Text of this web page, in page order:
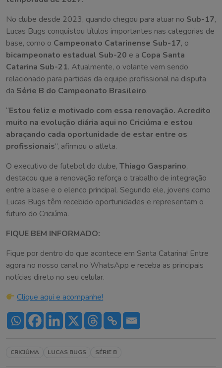
No clube desde 2023, quando chegou para atuar no Sub-17,
Lucas Bugs conquistou títulos importantes nas categorias de
base, como o Campeonato Catarinense Sub-17, o
bicampeonato estadual Sub-20 e a Copa Santa
Catarina Sub-21. Atualmente, o volante vem sendo
relacionado para partidas da equipe profissional na disputa
da Série B do Campeonato Brasileiro.
“Estou feliz e motivado com essa renovação. Acredito
muito na evolução diária aqui no Criciúma e estou
abraçando cada oportunidade de estar entre os
profissionais“, afirmou o atleta.
O executivo de futebol do clube, Thiago Gasparino,
destacou que a renovação reforça o trabalho de integração
entre a base e o elenco principal. Segundo ele, jovens como
Lucas Bugs têm recebido oportunidades e representam o
futuro do Criciúma.
FIQUE BEM INFORMADO:
Fique por dentro do que acontece em Santa Catarina! Entre
agora no nosso canal no WhatsApp e receba as principais
notícias direto no seu celular.
Clique aqui e acompanhe!
CRICIÚMA LUCAS BUGS SÉRIE B